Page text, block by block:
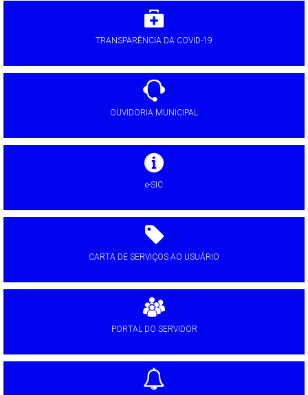
TRANSPARÊNCIA DA COVID-19
OUVIDORIA MUNICIPAL
e-SIC
CARTA DE SERVIÇOS AO USUÁRIO
PORTAL DO SERVIDOR